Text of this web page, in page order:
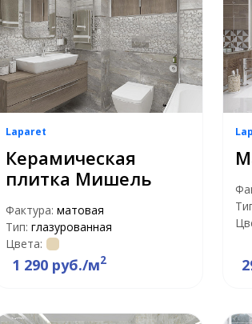
Laparet
Керамическая
плитка Мишель
Фактура: матовая
Тип: глазурованная
Цвета:
1 290 руб./м2